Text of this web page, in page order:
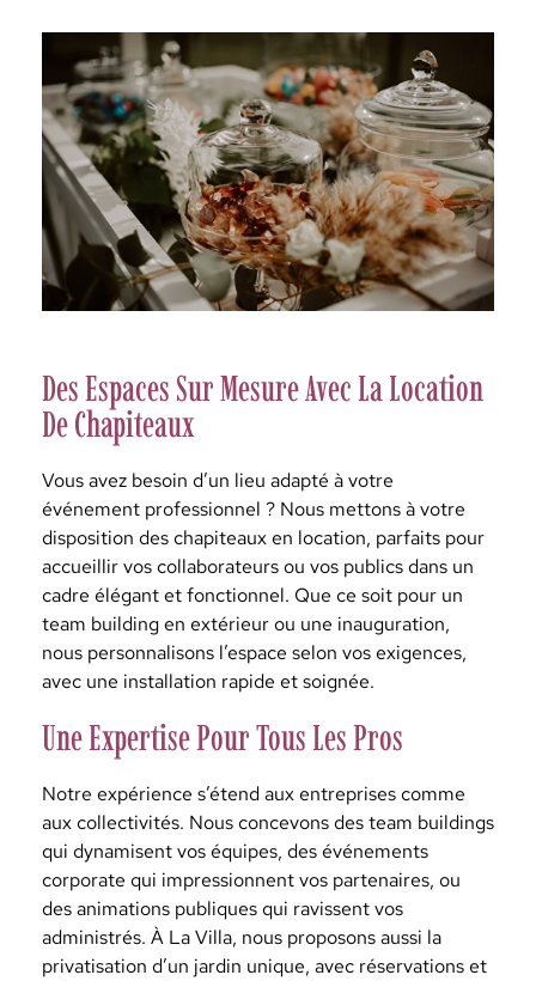
Des Espaces Sur Mesure Avec La Location
De Chapiteaux
Vous avez besoin d’un lieu adapté à votre
événement professionnel ? Nous mettons à votre
disposition des chapiteaux en location, parfaits pour
accueillir vos collaborateurs ou vos publics dans un
cadre élégant et fonctionnel. Que ce soit pour un
team building en extérieur ou une inauguration,
nous personnalisons l’espace selon vos exigences,
avec une installation rapide et soignée.
Une Expertise Pour Tous Les Pros
Notre expérience s’étend aux entreprises comme
aux collectivités. Nous concevons des team buildings
qui dynamisent vos équipes, des événements
corporate qui impressionnent vos partenaires, ou
des animations publiques qui ravissent vos
administrés. À La Villa, nous proposons aussi la
privatisation d’un jardin unique, avec réservations et